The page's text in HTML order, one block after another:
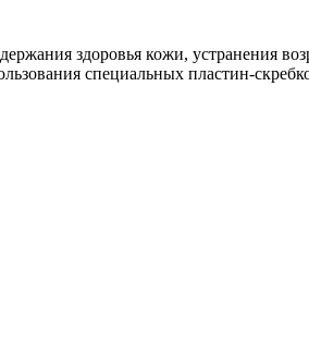
здоровья кожи, устранения
специальных пластин-